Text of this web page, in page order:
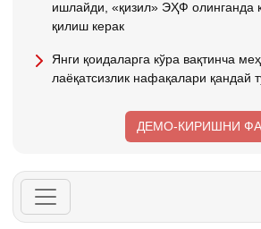
ишлайди, «қизил» ЭҲФ олинганда
қилиш керак
Янги қоидаларга кўра вақтинча
лаёқатсизлик нафақалари қандай
ДЕМО-КИРИШНИ